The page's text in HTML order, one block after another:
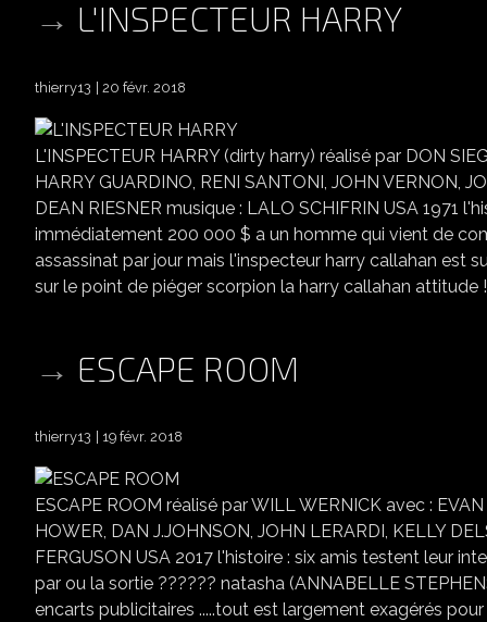
L'INSPECTEUR HARRY
thierry13 20 févr. 2018
L'INSPECTEUR HARRY (dirty harry) réalisé par DON
HARRY GUARDINO, RENI SANTONI, JOHN VERNON,
DEAN RIESNER musique : LALO SCHIFRIN USA 1971
immédiatement 200 000 $ a un homme qui vient de
assassinat par jour mais l'inspecteur harry callahan est
sur le point de piéger scorpion la harry callahan attitude
ESCAPE ROOM
thierry13 19 févr. 2018
ESCAPE ROOM réalisé par WILL WERNICK avec :
HOWER, DAN J.JOHNSON, JOHN LERARDI, KELLY
FERGUSON USA 2017 l'histoire : six amis testent leur
par ou la sortie ?????? natasha (ANNABELLE
encarts publicitaires .....tout est largement exagérés